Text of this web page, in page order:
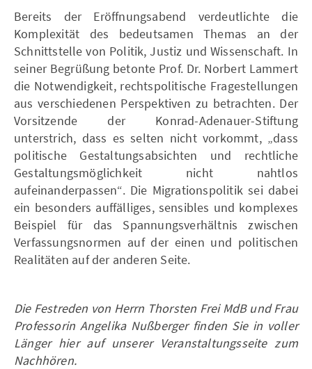
Bereits der Eröffnungsabend verdeutlichte die
Komplexität des bedeutsamen Themas an der
Schnittstelle von Politik, Justiz und Wissenschaft. In
seiner Begrüßung betonte Prof. Dr. Norbert Lammert
die Notwendigkeit, rechtspolitische Fragestellungen
aus verschiedenen Perspektiven zu betrachten. Der
Vorsitzende der Konrad-Adenauer-Stiftung
unterstrich, dass es selten nicht vorkommt, „dass
politische Gestaltungsabsichten und rechtliche
Gestaltungsmöglichkeit nicht nahtlos
aufeinanderpassen“. Die Migrationspolitik sei dabei
ein besonders auffälliges, sensibles und komplexes
Beispiel für das Spannungsverhältnis zwischen
Verfassungsnormen auf der einen und politischen
Realitäten auf der anderen Seite.
Die Festreden von Herrn Thorsten Frei MdB und Frau
Professorin Angelika Nußberger finden Sie in voller
Länger hier auf unserer Veranstaltungsseite zum
Nachhören.